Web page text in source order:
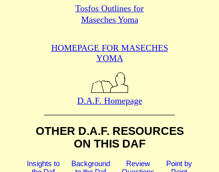
Tosfos Outlines for
Maseches Yoma
HOMEPAGE FOR MASECHES
YOMA
D.A.F. Homepage
OTHER D.A.F. RESOURCES
ON THIS DAF
Insights to
Background
Review
Point by